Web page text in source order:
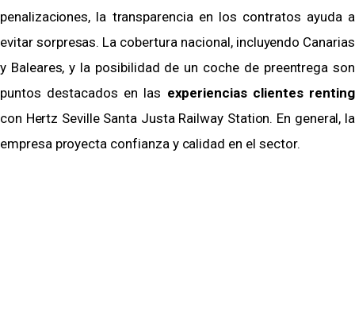
penalizaciones, la transparencia en los contratos ayuda a
evitar sorpresas. La cobertura nacional, incluyendo Canarias
y Baleares, y la posibilidad de un coche de preentrega son
puntos destacados en las experiencias clientes renting
con Hertz Seville Santa Justa Railway Station. En general, la
empresa proyecta confianza y calidad en el sector.